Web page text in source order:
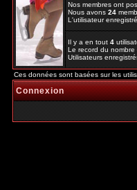
Nos membres ont
Nous avons24
L'utilisateur
Il y a en tout4
Le record du
Utilisateurs
Ces données sont basées sur les
Connexion